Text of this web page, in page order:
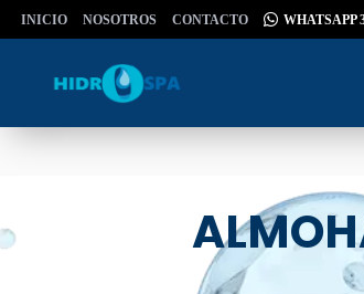
INICIO NOSOTROS CONTACTO WHATSAPP